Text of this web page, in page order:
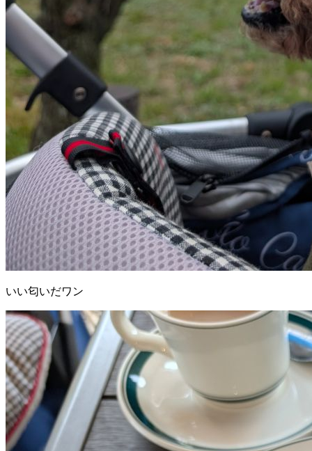
いい匂いだワン